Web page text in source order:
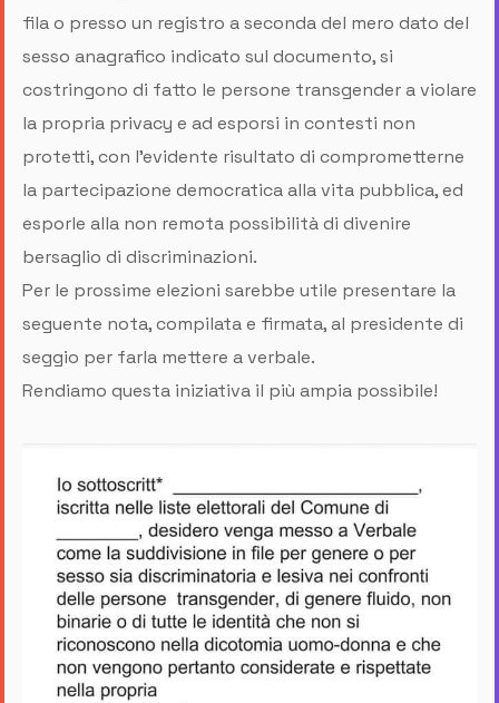
fila o presso un registro a seconda del mero dato del
sesso anagrafico indicato sul documento, si
costringono di fatto le persone transgender a violare
la propria privacy e ad esporsi in contesti non
protetti, con l’evidente risultato di comprometterne
la partecipazione democratica alla vita pubblica, ed
esporle alla non remota possibilità di divenire
bersaglio di discriminazioni.
Per le prossime elezioni sarebbe utile presentare la
seguente nota, compilata e firmata, al presidente di
seggio per farla mettere a verbale.
Rendiamo questa iniziativa il più ampia possibile!